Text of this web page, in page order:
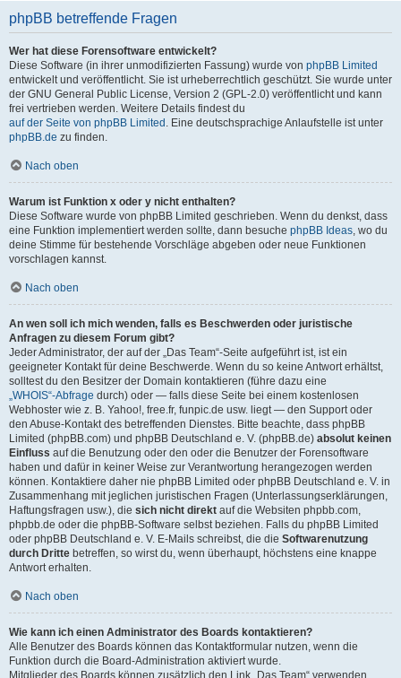
phpBB betreffende Fragen
Wer hat diese Forensoftware entwickelt?
Diese Software (in ihrer unmodifizierten Fassung) wurde von phpBB Limited
entwickelt und veröffentlicht. Sie ist urheberrechtlich geschützt. Sie wurde unter
der GNU General Public License, Version 2 (GPL-2.0) veröffentlicht und kann
frei vertrieben werden. Weitere Details findest du
auf der Seite von phpBB Limited . Eine deutschsprachige Anlaufstelle ist unter
phpBB.de zu finden.
Nach oben
Warum ist Funktion x oder y nicht enthalten?
Diese Software wurde von phpBB Limited geschrieben. Wenn du denkst, dass
eine Funktion implementiert werden sollte, dann besuche phpBB Ideas, wo du
deine Stimme für bestehende Vorschläge abgeben oder neue Funktionen
vorschlagen kannst.
Nach oben
An wen soll ich mich wenden, falls es Beschwerden oder juristische
Anfragen zu diesem Forum gibt?
Jeder Administrator, der auf der „Das Team“-Seite aufgeführt ist, ist ein
geeigneter Kontakt für deine Beschwerde. Wenn du so keine Antwort erhältst,
solltest du den Besitzer der Domain kontaktieren (führe dazu eine
„WHOIS“-Abfrage durch) oder — falls diese Seite bei einem kostenlosen
Webhoster wie z. B. Yahoo!, free.fr, funpic.de usw. liegt — den Support oder
den Abuse-Kontakt des betreffenden Dienstes. Bitte beachte, dass phpBB
Limited (phpBB.com) und phpBB Deutschland e. V. (phpBB.de) absolut keinen
Einfluss auf die Benutzung oder den oder die Benutzer der Forensoftware
haben und dafür in keiner Weise zur Verantwortung herangezogen werden
können. Kontaktiere daher nie phpBB Limited oder phpBB Deutschland e. V. in
Zusammenhang mit jeglichen juristischen Fragen (Unterlassungserklärungen,
Haftungsfragen usw.), die sich nicht direkt auf die Websiten phpbb.com,
phpbb.de oder die phpBB-Software selbst beziehen. Falls du phpBB Limited
oder phpBB Deutschland e. V. E-Mails schreibst, die die Softwarenutzung
durch Dritte betreffen, so wirst du, wenn überhaupt, höchstens eine knappe
Antwort erhalten.
Nach oben
Wie kann ich einen Administrator des Boards kontaktieren?
Alle Benutzer des Boards können das Kontaktformular nutzen, wenn die
Funktion durch die Board-Administration aktiviert wurde.
Mitglieder des Boards können zusätzlich den Link „Das Team“ verwenden.